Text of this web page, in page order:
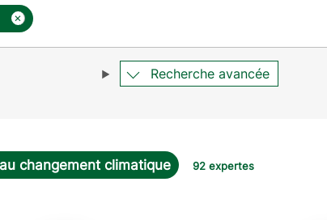
×
Recherche avancée
changement climatique 92 expertes